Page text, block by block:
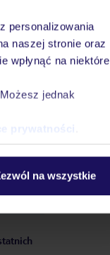
personalizowania
naszej stronie oraz
wpłynąć na niektóre
jednak
prywatności
na wszystkie
TUI
Za jej